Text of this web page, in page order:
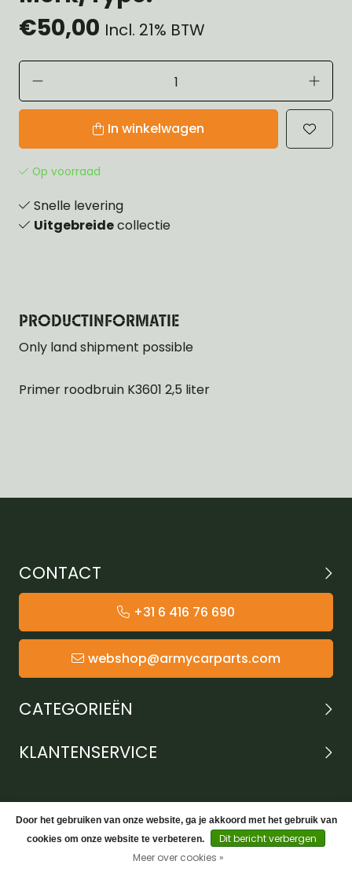
€50,00 Incl. 21% BTW
In winkelwagen
Op voorraad
Snelle levering
Uitgebreidecollectie
PRODUCTINFORMATIE
Only land shipment possible
Primer roodbruin K3601 2,5 liter
CONTACT
+31 6 416 76 690
webshop@armycarparts.com
CATEGORIEËN
KLANTENSERVICE
Door het gebruiken van onze website, ga je akkoord met het gebruik van
cookies om onze website te verbeteren.
Dit bericht verbergen
Meer over cookies »